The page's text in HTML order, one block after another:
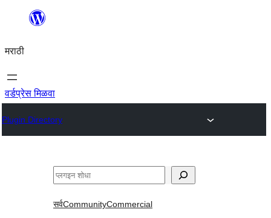
सामुग्रीवर
मराठी
वर्डप्रेस मिळवा
Plugin Directory
शोधा
सर्वCommunityCommercial